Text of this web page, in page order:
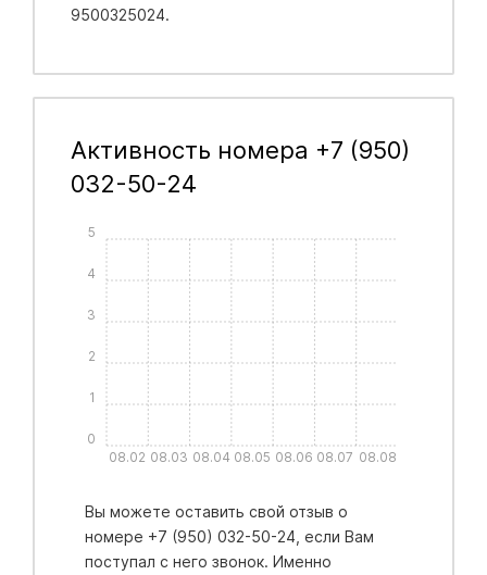
9500325024.
Активность номера +7 (950)
032-50-24
08.02 08.03 08.04 08.05 08.06 08.07 08.08
0
1
2
3
4
5
Вы можете оставить свой отзыв о
номере +7 (950) 032-50-24, если Вам
поступал с него звонок. Именно